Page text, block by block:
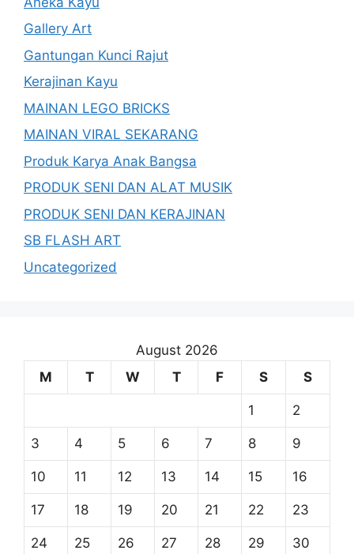
Gallery Art
Gantungan Kunci Rajut
Kerajinan Kayu
MAINAN LEGO BRICKS
MAINAN VIRAL SEKARANG
Produk Karya Anak Bangsa
PRODUK SENI DAN ALAT MUSIK
PRODUK SENI DAN KERAJINAN
SB FLASH ART
Uncategorized
August 2026
M
T W T F S S
1 2
3 4 5 6 7 8 9
10 11 12 13 14 15 16
17 18 19 20 21 22 23
24 25 26 27 28 29 30